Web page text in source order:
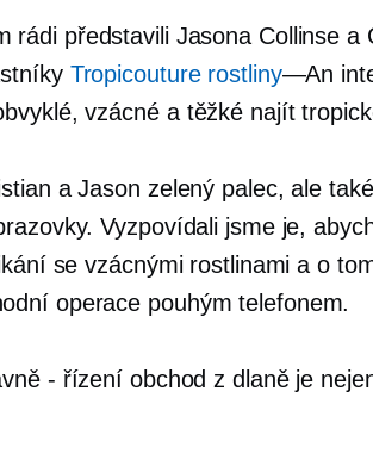
rádi představili Jasona Collinse a
Tropicouture rostliny—An
vzácné a těžké najít
a Jason zelený palec, ale
Vyzpovídali jsme je,
se vzácnými rostlinami a o
operace pouhým telefonem.
- řízení obchod z dlaně je